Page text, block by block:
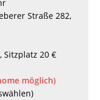
Straße 282,
Sitzplatz 20 €
möglich)